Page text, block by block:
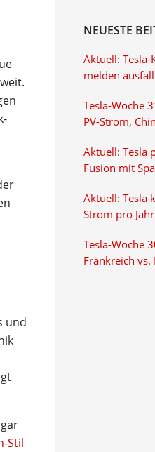
und
Stil
NEUESTE
Aktuell: Tesla-
melden
Tesla-Woche
PV-Strom,
Aktuell: Tesla
Fusion mit
Aktuell: Tesla
Strom pro
Tesla-Woche
Frankreich vs.